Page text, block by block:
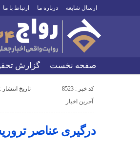
ارسال شایعه درباره ما ارتباط با ما
صفحه نخست گزارش
کد خبر : 8523 تاریخ انتشار :
آخرین اخبار
درگیری عناصر